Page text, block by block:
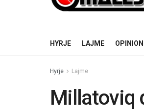
HYRJE LAJME
Hyrje Lajme
Millatoviq